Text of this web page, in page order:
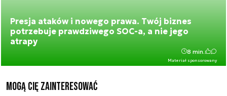
Presja ataków i nowego prawa. Twój biznes
potrzebuje prawdziwego SOC-a, a nie jego
atrapy
Materiał sponsorowany
8 min.
Mogą Cię zainteresować